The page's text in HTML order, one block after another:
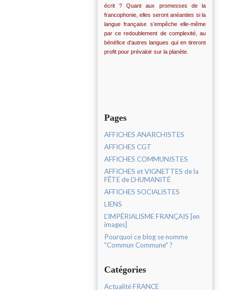
écrit ? Quant aux promesses de la
francophonie, elles seront anéanties si la
langue française s’empêche elle-même
par ce redoublement de complexité, au
bénéfice d’autres langues qui en tireront
profit pour prévaloir sur la planète.
Pages
AFFICHES ANARCHISTES
AFFICHES CGT
AFFICHES COMMUNISTES
AFFICHES et VIGNETTES de la
FÊTE de L'HUMANITÉ
AFFICHES SOCIALISTES
LIENS
L'IMPÉRIALISME FRANÇAIS [en
images]
Pourquoi ce blog se nomme
"Commun Commune" ?
Catégories
Actualité FRANCE